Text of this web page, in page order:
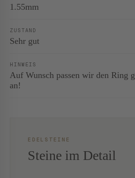
1.55mm
ZUSTAND
Sehr gut
HINWEIS
Auf Wunsch passen wir den Ring
an!
EDELSTEINE
Steine im Detail